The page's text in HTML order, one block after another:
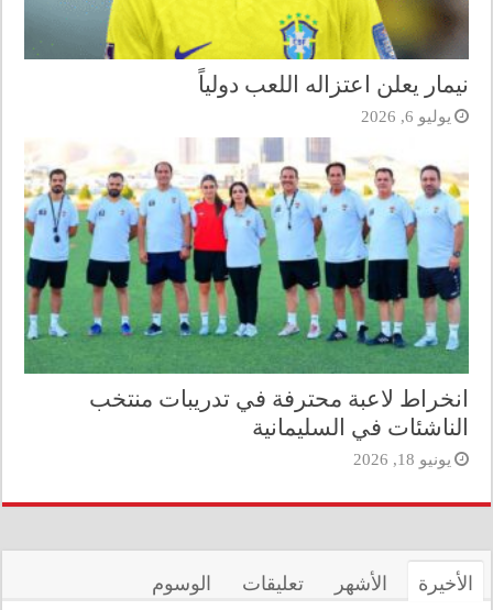
نيمار يعلن اعتزاله اللعب دولياً
يوليو 6, 2026
انخراط لاعبة محترفة في تدريبات منتخب
الناشئات في السليمانية
يونيو 18, 2026
الأخيرة الأشهر تعليقات الوسوم